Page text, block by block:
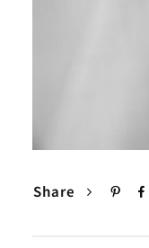
Share